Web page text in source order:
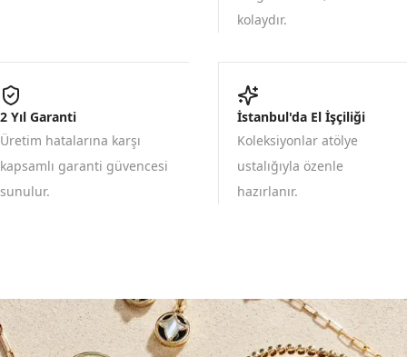
kolaydır.
2 Yıl Garanti
Üretim hatalarına karşı
kapsamlı garanti güvencesi
sunulur.
İstanbul'da El İşçiliği
Koleksiyonlar atölye
ustalığıyla özenle
hazırlanır.